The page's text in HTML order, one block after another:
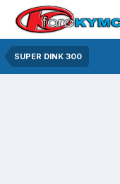
SUPER DINK 300